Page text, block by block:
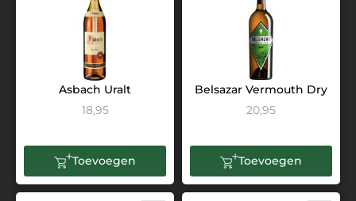
Asbach Uralt
18,95
Toevoegen
Belsazar Vermouth Dry
20,95
Toevoegen